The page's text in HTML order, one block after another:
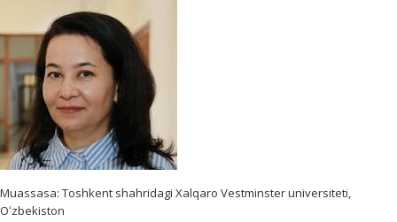
Muassasa: Toshkent shahridagi Xalqaro Vestminster universiteti,
Oʻzbekiston